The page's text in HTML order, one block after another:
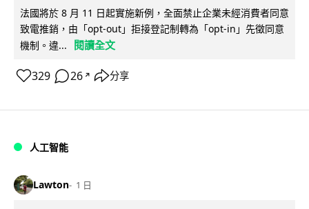
法國將於 8 月 11 日起實施新例，全面禁止企業未經消費者同意
致電推銷，由「opt-out」拒接登記制轉為「opt-in」先徵同意
機制。違...
閱讀全文
329 26 ↗ 分享
人工智能
Lawton 1 日